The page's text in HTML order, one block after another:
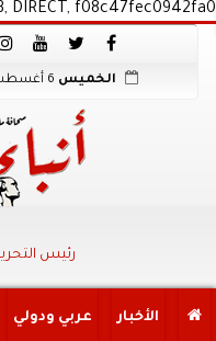
DIRECT, f08c47fec0942fa0
الخميس
رئيس
الأخبار عربي ودولي